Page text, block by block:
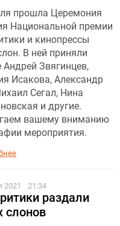
прошла Церемония
Национальной премии
и кинопрессы
В ней приняли
Андрей Звягинцев,
Исакова, Александр
Сегал, Нина
и другие.
вашему вниманию
мероприятия.
2021 21:34
раздали
слонов